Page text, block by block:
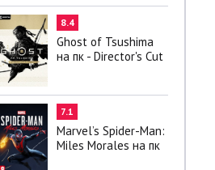
8.4
Ghost of Tsushima
на пк - Director's Cut
7.1
Marvel’s Spider-Man:
Miles Morales на пк